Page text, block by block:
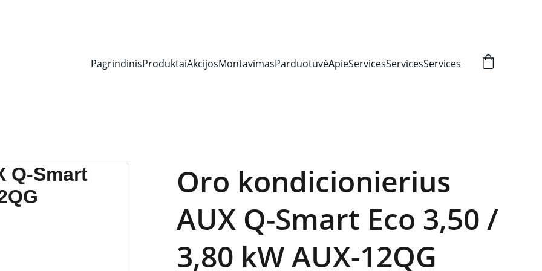
PagrindinisProduktaiAkcijosMontavimasParduotuvėApieServicesServicesServices
Oro kondicionierius
AUX Q-Smart Eco 3,50 /
3,80 kW AUX-12QG